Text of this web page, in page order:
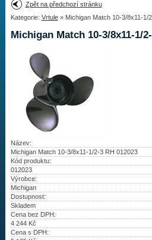
Provedení:
Výrobce:
Drážky na hřídeli:
Najít vrtuli
Vrtule
Redukční pouzdra XHS
Kontakty
Aktuality
Zpět na předchozí stránku
Kategorie: Vrtule» Michigan Match 10-3/8x11-1/
Michigan Match 10-3/8x11-1/
Název:
Michigan Match 10-3/8x11-1/2-3 RH 012023
Kód produktu:
012023
Výrobce:
Michigan
Dostupnost:
Skladem
Cena bez DPH:
4 244Kč
Cena s DPH: